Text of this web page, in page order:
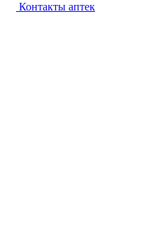
Контакты аптек